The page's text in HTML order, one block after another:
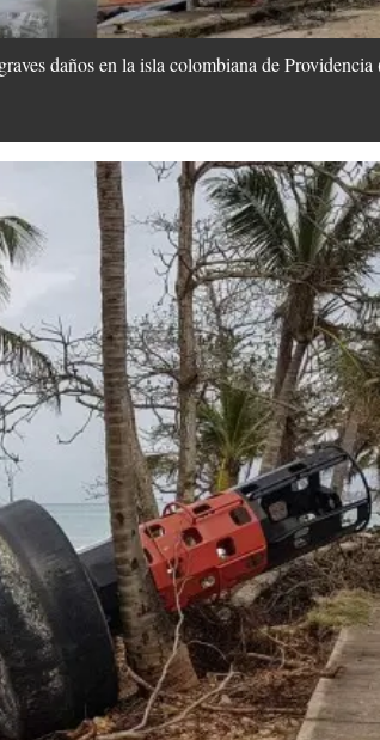
daños en la isla colombiana de